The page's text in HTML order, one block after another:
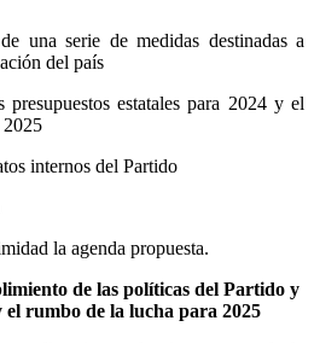
una serie de medidas destinadas a
del país
estatales para 2024 y el
2025
internos del Partido
la agenda propuesta.
de las políticas del Partido y
el rumbo de la lucha para 2025